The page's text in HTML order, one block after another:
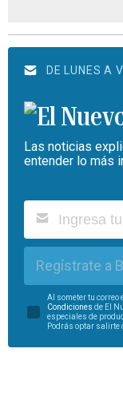
DE LUNES A
Las noticias
entender lo más
Regístrate a
Al someter tu correo
Condiciones de El
especiales de
Podrás optar salirte